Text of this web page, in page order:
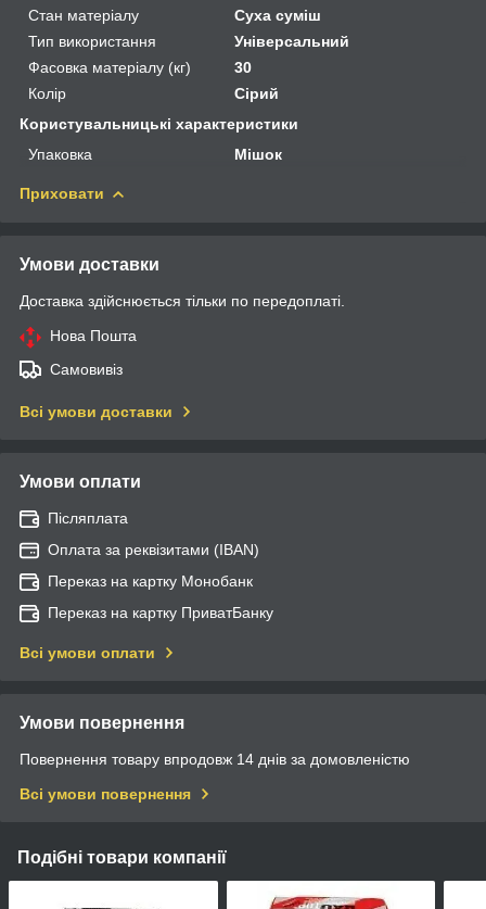
Стан матеріалу
Суха суміш
Тип використання
Універсальний
Фасовка матеріалу (кг)
30
Колір
Сірий
Користувальницькі характеристики
Упаковка
Мішок
Приховати
Умови доставки
Доставка здійснюється тільки по передоплаті.
Нова Пошта
Самовивіз
Всі умови доставки
Умови оплати
Післяплата
Оплата за реквізитами (IBAN)
Переказ на картку Монобанк
Переказ на картку ПриватБанку
Всі умови оплати
Умови повернення
Повернення товару впродовж 14 днів за домовленістю
Всі умови повернення
Подібні товари компанії